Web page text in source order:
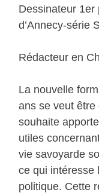
Dessinateur 1er
d’Annecy-série
Rédacteur en
La nouvelle
ans se veut
souhaite
utiles
vie savoyarde
ce qui intéresse
politique. Cette